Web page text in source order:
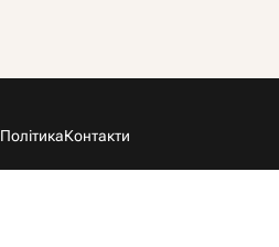
ПолітикаКонтакти